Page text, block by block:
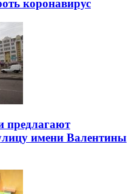
коронавирус
предлагают
имени Валентины